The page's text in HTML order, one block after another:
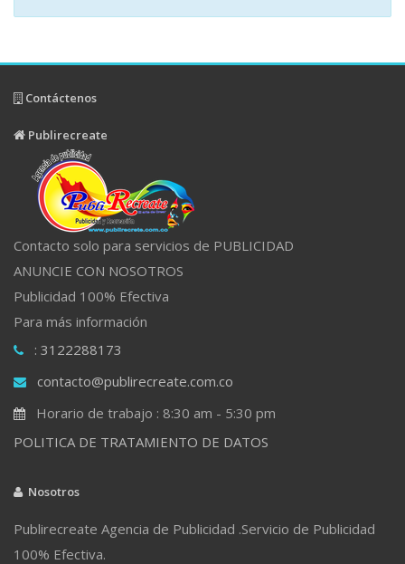
Contáctenos
Publirecreate
Contacto solo para servicios de PUBLICIDAD
ANUNCIE CON NOSOTROS
Publicidad 100% Efectiva
Para más información
: 3122288173
contacto@publirecreate.com.co
Horario de trabajo : 8:30 am - 5:30 pm
POLITICA DE TRATAMIENTO DE DATOS
Nosotros
Publirecreate Agencia de Publicidad .Servicio de Publicidad
100% Efectiva.